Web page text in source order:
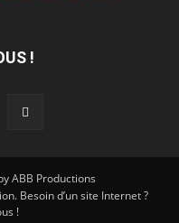
!
ABB Productions
Besoin d’un site Internet ?
!